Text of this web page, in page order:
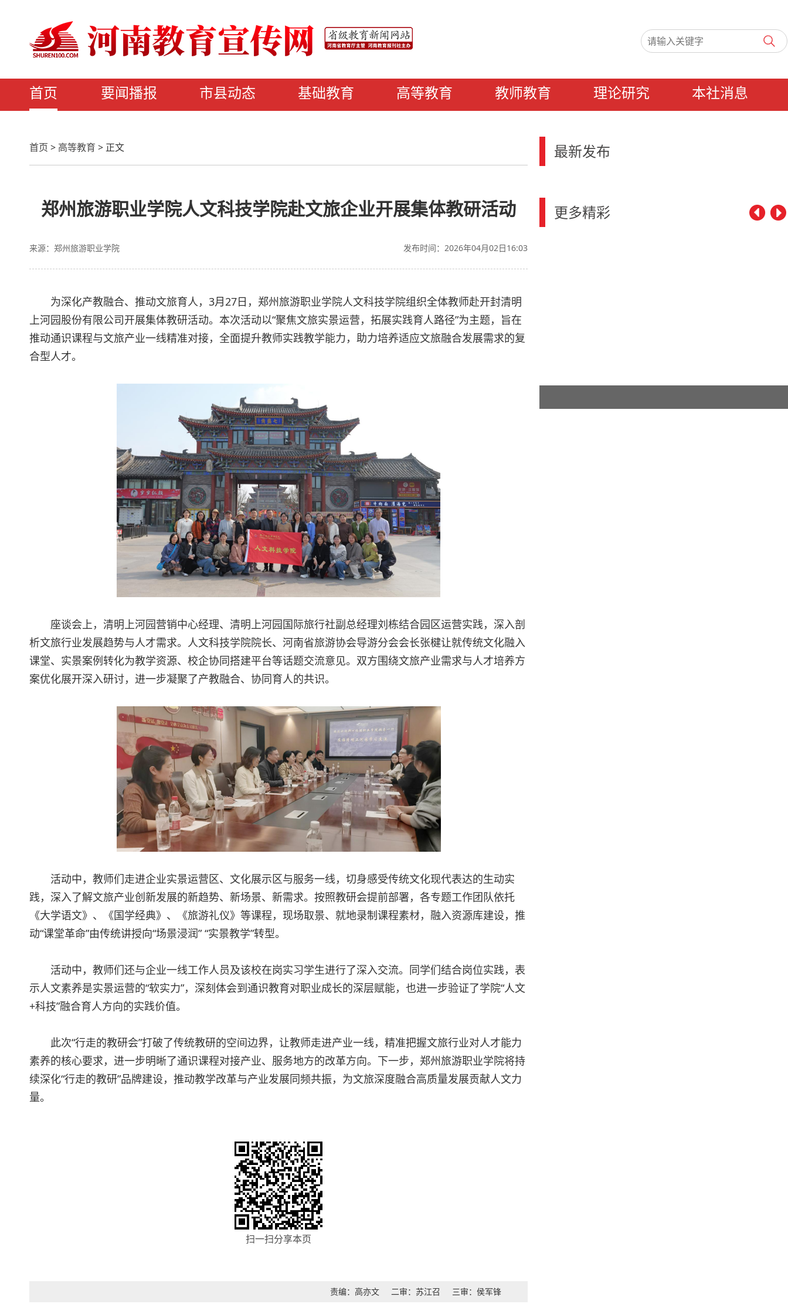
首页 要闻播报 市县动态 基础教育 高等教育 教师教育 理论研究 本社消息
首页 > 高等教育 > 正文
郑州旅游职业学院人文科技学院赴文旅企业开展集体教研活动
发布时间：2026年04月02日16:03
来源：郑州旅游职业学院
为深化产教融合、推动文旅育人，3月27日，郑州旅游职业学院人文科技学院组织全体教师赴开封清明
上河园股份有限公司开展集体教研活动。本次活动以“聚焦文旅实景运营，拓展实践育人路径”为主题，旨在
推动通识课程与文旅产业一线精准对接，全面提升教师实践教学能力，助力培养适应文旅融合发展需求的复
合型人才。
座谈会上，清明上河园营销中心经理、清明上河园国际旅行社副总经理刘栋结合园区运营实践，深入剖
析文旅行业发展趋势与人才需求。人文科技学院院长、河南省旅游协会导游分会会长张楗让就传统文化融入
课堂、实景案例转化为教学资源、校企协同搭建平台等话题交流意见。双方围绕文旅产业需求与人才培养方
案优化展开深入研讨，进一步凝聚了产教融合、协同育人的共识。
活动中，教师们走进企业实景运营区、文化展示区与服务一线，切身感受传统文化现代表达的生动实
践，深入了解文旅产业创新发展的新趋势、新场景、新需求。按照教研会提前部署，各专题工作团队依托
《大学语文》、《国学经典》、《旅游礼仪》等课程，现场取景、就地录制课程素材，融入资源库建设，推
动“课堂革命”由传统讲授向“场景浸润” “实景教学”转型。
活动中，教师们还与企业一线工作人员及该校在岗实习学生进行了深入交流。同学们结合岗位实践，表
示人文素养是实景运营的“软实力”，深刻体会到通识教育对职业成长的深层赋能，也进一步验证了学院“人文
+科技”融合育人方向的实践价值。
此次“行走的教研会”打破了传统教研的空间边界，让教师走进产业一线，精准把握文旅行业对人才能力
素养的核心要求，进一步明晰了通识课程对接产业、服务地方的改革方向。下一步，郑州旅游职业学院将持
续深化“行走的教研”品牌建设，推动教学改革与产业发展同频共振，为文旅深度融合高质量发展贡献人文力
量。
扫一扫分享本页
责编：高亦文 二审：苏江召 三审：侯军锋
最新发布
更多精彩